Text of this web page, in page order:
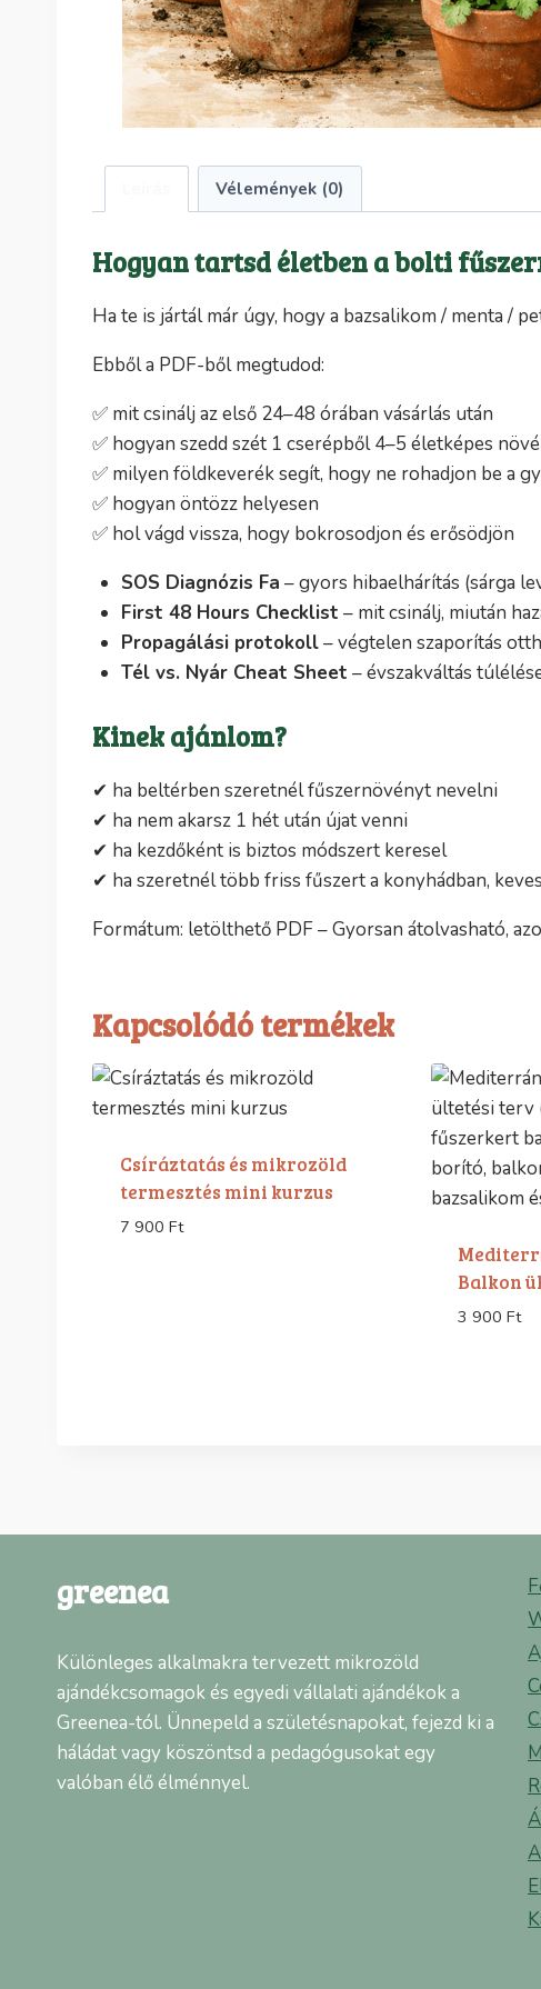
Vélemények (0)
Hogyan tartsd életben a bolti
Ha te is jártál már úgy, hogy a bazsalikom / menta /
Ebből a PDF-ből megtudod:
✅ mit csinálj az első 24–48 órában vásárlás után
✅ hogyan szedd szét 1 cserépből 4–5 életképes
✅ milyen földkeverék segít, hogy ne rohadjon be a
✅ hogyan öntözz helyesen
✅ hol vágd vissza, hogy bokrosodjon és erősödjön
SOS Diagnózis Fa – gyors hibaelhárítás (sárga
First 48 Hours Checklist – mit csinálj, miután
Propagálási protokoll– végtelen szaporítás
Tél vs. Nyár Cheat Sheet – évszakváltás
Kinek ajánlom?
✔ ha beltérben szeretnél fűszernövényt nevelni
✔ ha nem akarsz 1 hét után újat venni
✔ ha kezdőként is biztos módszert keresel
✔ ha szeretnél több friss fűszert a konyhádban,
Formátum: letölthető PDF – Gyorsan átolvasható,
Kapcsolódó termékek
Csíráztatás és mikrozöld
termesztés mini kurzus
7 900 Ft
Balkon
3 900 Ft
greenea
Különleges alkalmakra tervezett mikrozöld
ajándékcsomagok és egyedi vállalati ajándékok a
Greenea-tól. Ünnepeld a születésnapokat, fejezd ki a
háládat vagy köszöntsd a pedagógusokat egy
valóban élő élménnyel.